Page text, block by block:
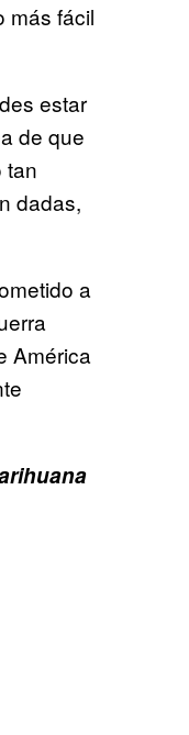
más fácil
estar
de que
tan
dadas,
a
América